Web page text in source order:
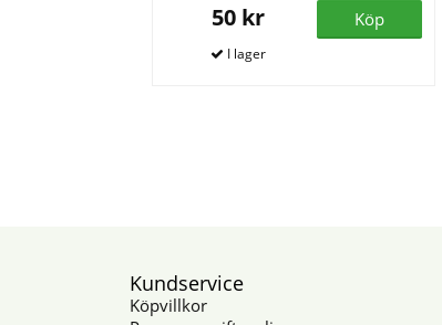
50 kr Köp
Kundservice
Köpvillkor